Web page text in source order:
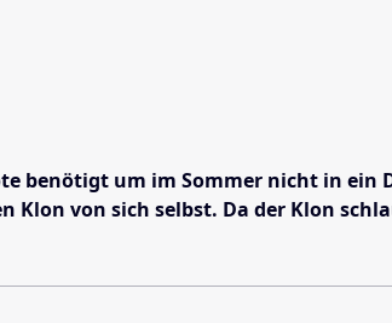
um im Sommer nicht in
von sich selbst. Da der Klon